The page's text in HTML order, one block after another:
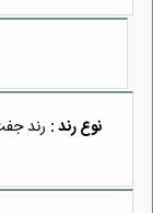
نوع رند : رند